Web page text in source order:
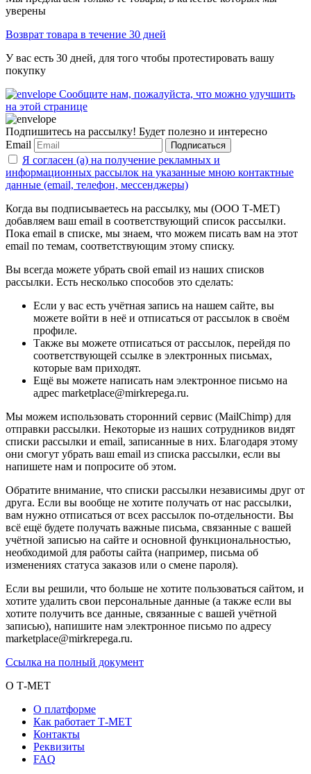
уверены
Возврат товара в течение 30 дней
У вас есть 30 дней, для того чтобы протестировать вашу
покупку
Сообщите нам, пожалуйста, что можно улучшить
на этой странице
Подпишитесь на рассылку! Будет полезно и интересно
Email
Подписаться
Я согласен (а) на получение рекламных и
информационных рассылок на указанные мною контактные
данные (email, телефон, мессенджеры)
Когда вы подписываетесь на рассылку, мы (ООО Т-МЕТ)
добавляем ваш email в соответствующий список рассылки.
Пока email в списке, мы знаем, что можем писать вам на этот
email по темам, соответствующим этому списку.
Вы всегда можете убрать свой email из наших списков
рассылки. Есть несколько способов это сделать:
Если у вас есть учётная запись на нашем сайте, вы
можете войти в неё и отписаться от рассылок в своём
профиле.
Также вы можете отписаться от рассылок, перейдя по
соответствующей ссылке в электронных письмах,
которые вам приходят.
Ещё вы можете написать нам электронное письмо на
адрес marketplace@mirkrepega.ru.
Мы можем использовать сторонний сервис (MailChimp) для
отправки рассылки. Некоторые из наших сотрудников видят
списки рассылки и email, записанные в них. Благодаря этому
они смогут убрать ваш email из списка рассылки, если вы
напишете нам и попросите об этом.
Обратите внимание, что списки рассылки независимы друг от
друга. Если вы вообще не хотите получать от нас рассылки,
вам нужно отписаться от всех рассылок по-отдельности. Вы
всё ещё будете получать важные письма, связанные с вашей
учётной записью на сайте и основной функциональностью,
необходимой для работы сайта (например, письма об
изменениях статуса заказов или о смене пароля).
Если вы решили, что больше не хотите пользоваться сайтом, и
хотите удалить свои персональные данные (а также если вы
хотите получить все данные, связанные с вашей учётной
записью), напишите нам электронное письмо по адресу
marketplace@mirkrepega.ru.
Ссылка на полный документ
О Т-МЕТ
О платформе
Как работает Т-МЕТ
Контакты
Реквизиты
FAQ